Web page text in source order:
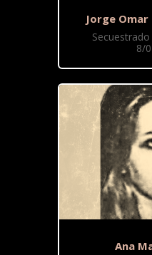
Jorge
8/
Ana